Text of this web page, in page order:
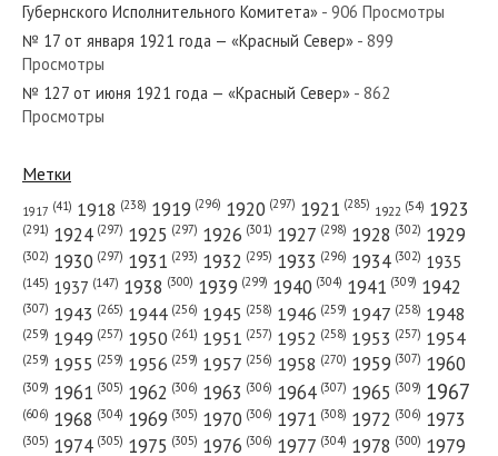
№ 272 от ноября 1975 года — «Красный Север»
№ 254 от октября 1961 года — «Красный Север»
№ 58 от марта 1959 года — «Красный Север»
Губернского Исполнительного Комитета» - 906 Просмотры
№ 17 от января 1921 года — «Красный Север» - 899
Просмотры
№ 127 от июня 1921 года — «Красный Север» - 862
Просмотры
Метки
1917 (41) 1918 (238) 1919 (296) 1920 (297) 1921 (285) 1922 (54) 1923
(291) 1924 (297) 1925 (297) 1926 (301) 1927 (298) 1928 (302) 1929
(302) 1930 (297) 1931 (293) 1932 (295) 1933 (296) 1934 (302) 1935
(145) 1937 (147) 1938 (300) 1939 (299) 1940 (304) 1941 (309) 1942
(307) 1943 (265) 1944 (256) 1945 (258) 1946 (259) 1947 (258) 1948
(259) 1949 (257) 1950 (261) 1951 (257) 1952 (258) 1953 (257) 1954
(259) 1955 (259) 1956 (259) 1957 (256) 1958 (270) 1959 (307) 1960
(309) 1961 (305) 1962 (306) 1963 (306) 1964 (307) 1965 (309) 1967
(606) 1968 (304) 1969 (305) 1970 (306) 1971 (308) 1972 (306) 1973
(305) 1974 (305) 1975 (305) 1976 (306) 1977 (304) 1978 (300) 1979